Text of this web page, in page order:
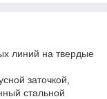
линий на твердые
заточкой,
стальной